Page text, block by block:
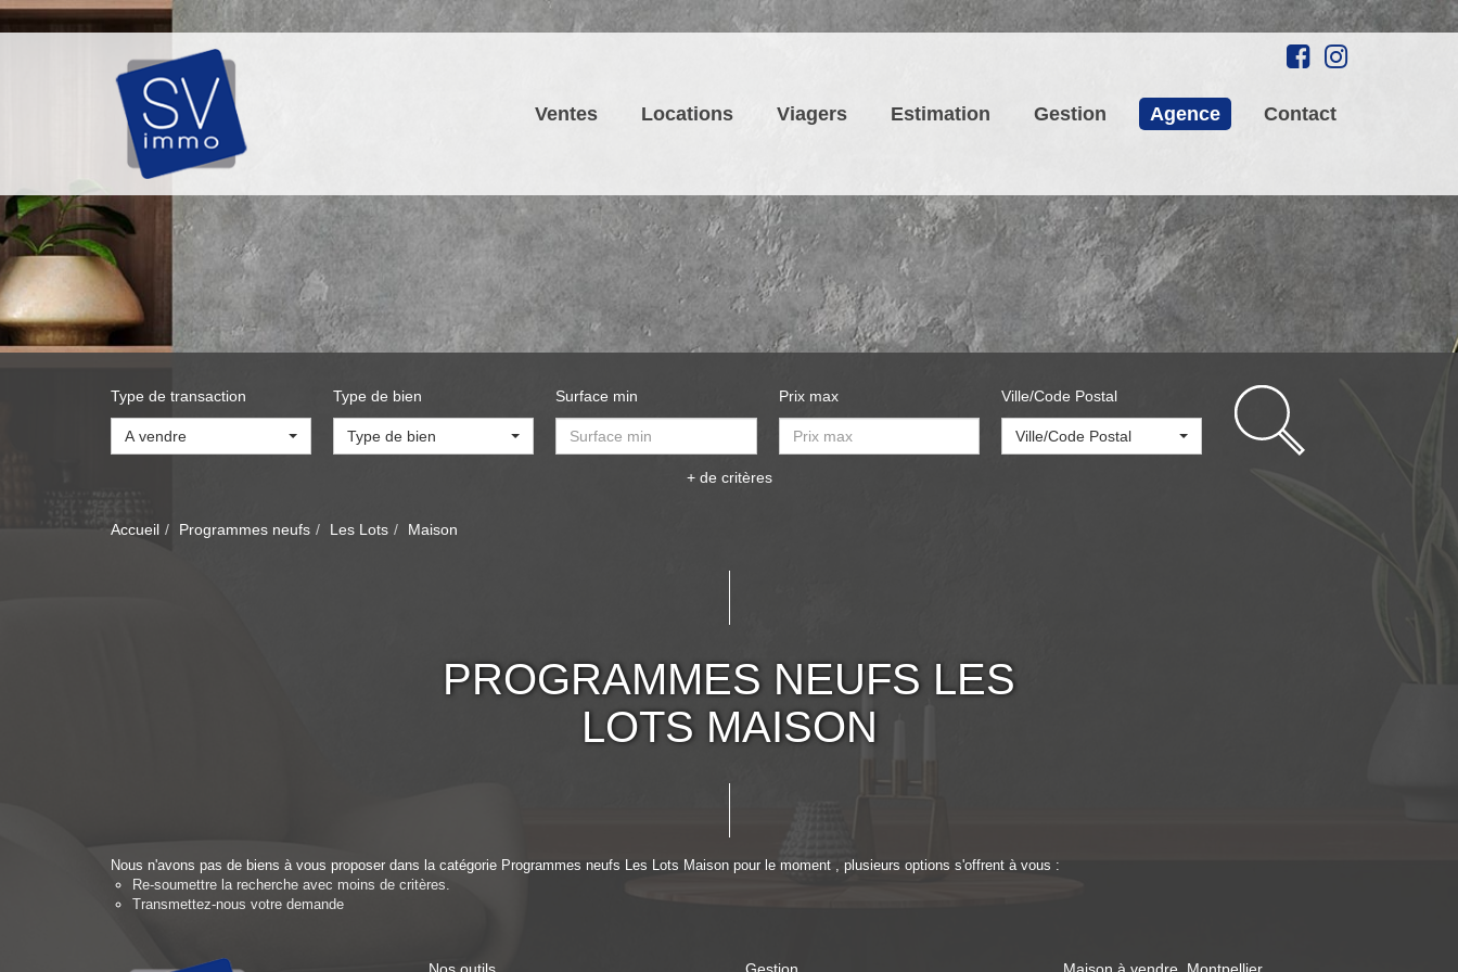
Ventes Locations Viagers Estimation Gestion Agence Contact
Type de transaction
A vendre
Type de bien
Type de bien
Surface min Prix max Ville/Code Postal
Ville/Code Postal
+ de critères
Accueil Programmes neufs Les Lots Maison
PROGRAMMES NEUFS LES
LOTS MAISON
Nous n'avons pas de biens à vous proposer dans la catégorie Programmes neufs Les Lots Maison pour le moment , plusieurs options s'offrent à vous :
Re-soumettre la recherche avec moins de critères.
Transmettez-nous votre demande